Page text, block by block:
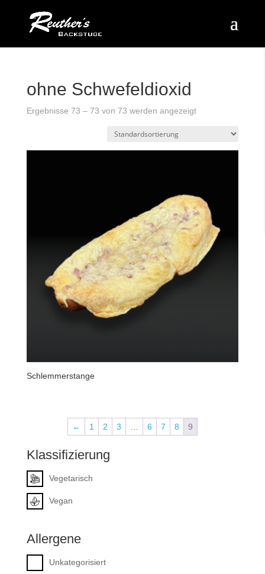
ohne Schwefeldioxid
Ergebnisse 73 – 73 von 73 werden angezeigt
Schlemmerstange
← 1 2 3 6 7 8 9
Klassifizierung
Vegetarisch
Vegan
Allergene
Unkategorisiert